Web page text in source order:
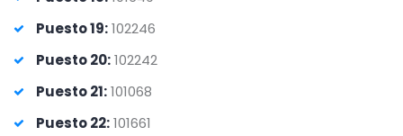
Puesto 19:102246
Puesto 20:102242
Puesto 21:101068
Puesto 22:101661